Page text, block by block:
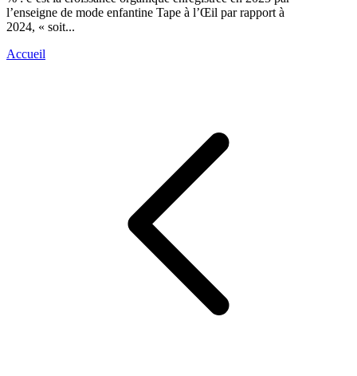
l’enseigne de mode enfantine Tape à l’Œil par rapport à
2024, « soit...
Accueil